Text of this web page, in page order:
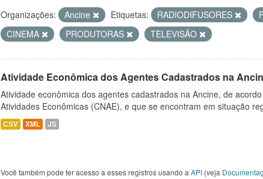
Organizações: Ancine Etiquetas: RADIODIFUSORES
CINEMA
PRODUTORAS TELEVISÃO
Atividade Econômica dos Agentes Cadastrados na
Atividade econômica dos agentes cadastrados na Ancine, de
Atividades Econômicas (CNAE), e que se encontram em situação
CSV XML JS
Você também pode ter acesso a esses registros usando a API (veja